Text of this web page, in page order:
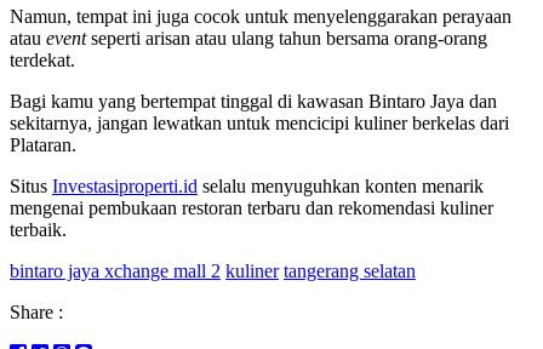
Namun, tempat ini juga cocok untuk menyelenggarakan perayaan
atau eventseperti arisan atau ulang tahun bersama orang-orang
terdekat.
Bagi kamu yang bertempat tinggal di kawasan Bintaro Jaya dan
sekitarnya, jangan lewatkan untuk mencicipi kuliner berkelas dari
Plataran.
Situs Investasiproperti.id selalu menyuguhkan konten menarik
mengenai pembukaan restoran terbaru dan rekomendasi kuliner
terbaik.
bintaro jaya xchange mall 2 kuliner tangerang selatan
Share :